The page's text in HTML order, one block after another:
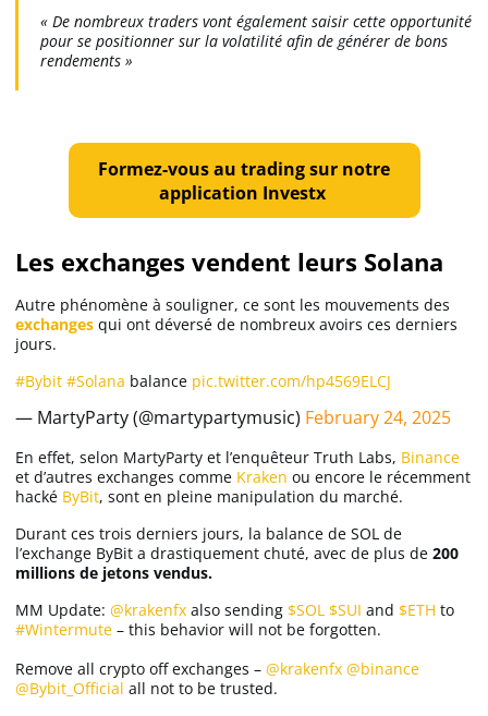
« De nombreux traders vont également saisir cette opportunité
pour se positionner sur la volatilité afin de générer de bons
rendements »
Formez-vous au trading sur notre
application Investx
Les exchanges vendent leurs Solana
Autre phénomène à souligner, ce sont les mouvements des
exchanges qui ont déversé de nombreux avoirs ces derniers
jours.
#Bybit #Solana balance pic.twitter.com/hp4569ELCJ
— MartyParty (@martypartymusic) February 24, 2025
En effet, selon MartyParty et l’enquêteur Truth Labs, Binance
et d’autres exchanges comme Kraken ou encore le récemment
hacké ByBit, sont en pleine manipulation du marché.
Durant ces trois derniers jours, la balance de SOL de
l’exchange ByBit a drastiquement chuté, avec de plus de 200
millions de jetons vendus.
MM Update: @krakenfx also sending $SOL $SUI and $ETH to
#Wintermute – this behavior will not be forgotten.
Remove all crypto off exchanges – @krakenfx @binance
@Bybit_Official all not to be trusted.